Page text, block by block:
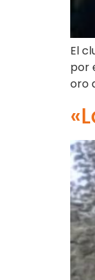
El
por
oro